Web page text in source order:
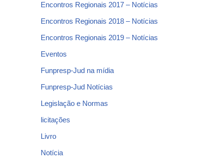
Encontros Regionais 2017 – Notícias
Encontros Regionais 2018 – Notícias
Encontros Regionais 2019 – Notícias
Eventos
Funpresp-Jud na mídia
Funpresp-Jud Notícias
Legislação e Normas
licitações
Livro
Notícia